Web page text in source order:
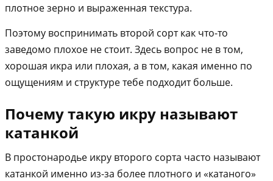
плотное зерно и выраженная текстура.
Поэтому воспринимать второй сорт как что-то
заведомо плохое не стоит. Здесь вопрос не в том,
хорошая икра или плохая, а в том, какая именно по
ощущениям и структуре тебе подходит больше.
Почему такую икру называют
катанкой
В простонародье икру второго сорта часто называют
катанкой именно из-за более плотного и «катаного»